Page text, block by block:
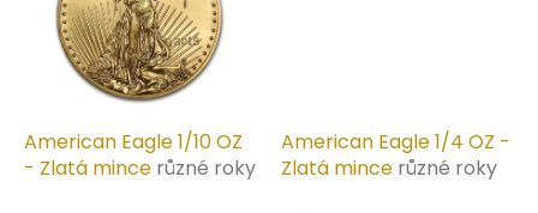
American Eagle 1/10 OZ
- Zlatá mince různé roky
American Eagle 1/4 OZ -
Zlatá mince různé roky